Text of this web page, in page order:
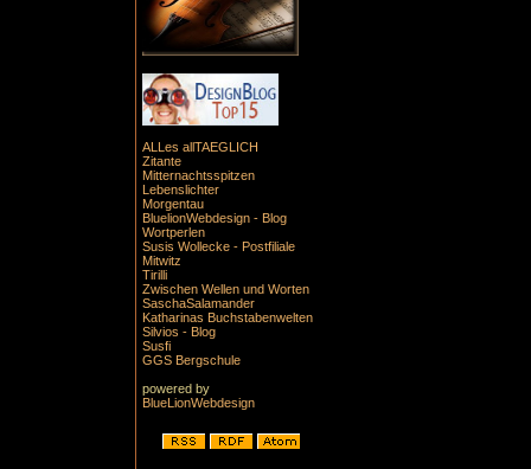
ALLes allTAEGLICH
Zitante
Mitternachtsspitzen
Lebenslichter
Morgentau
BluelionWebdesign - Blog
Wortperlen
Susis Wollecke - Postfiliale
Mitwitz
Tirilli
Zwischen Wellen und Worten
SaschaSalamander
Katharinas Buchstabenwelten
Silvios - Blog
Susfi
GGS Bergschule
powered by
BlueLionWebdesign